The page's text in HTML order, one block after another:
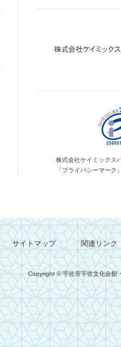
株式会社ケイミックス
「プライバシーマーク
サイトマップ 関連リンク
Copyright © 宇佐市宇佐文化会館